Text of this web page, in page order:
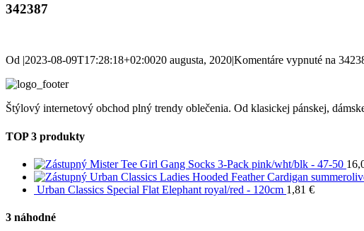
342387
Od |2023-08-09T17:28:18+02:0020 augusta, 2020|Komentáre vypnuté na
Štýlový internetový obchod plný trendy oblečenia. Od klasickej pánskej,
TOP 3 produkty
Mister Tee Girl Gang Socks 3-Pack pink/wht/blk - 47-50
Urban Classics Ladies Hooded Feather Cardigan
Urban Classics Special Flat Elephant royal/red - 120cm 1,81 €
3 náhodné